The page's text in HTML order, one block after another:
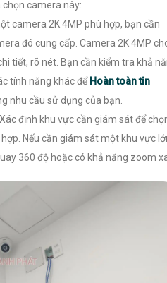
camera này:
camera 2K 4MP phù hợp, bạn cần
đó cung cấp. Camera 2K 4MP
tiết, rõ nét. Bạn cần kiểm tra khả
tính năng khác đểHoàn toàn tin
nhu cầu sử dụng của bạn.
định khu vực cần giám sát để
Nếu cần giám sát một khu vực
360 độ hoặc có khả năng zoom